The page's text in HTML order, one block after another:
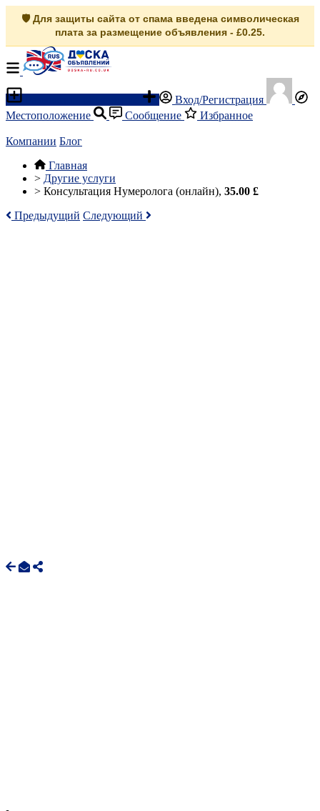
🛡️ Для защиты сайта от спама введена символическая
плата за размещение объявления - £0.25.
Вход/Регистрация
Местоположение
Сообщение Избранное
Компании Блог
Главная
> Другие услуги
> Консультация Нумеролога (онлайн), 35.00 £
Предыдущий Следующий